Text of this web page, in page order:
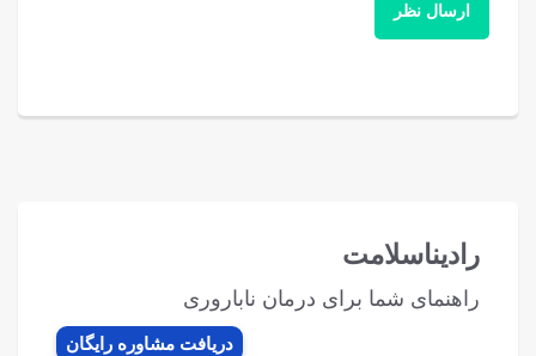
رادیناسلامت
راهنمای شما برای درمان ناباروری
دریافت مشاوره رایگان